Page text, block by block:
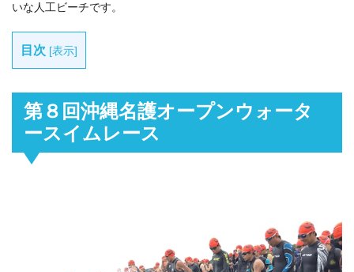
いな人工ビーチです。
目次 [表示]
第８回沖縄名護オープンウォータ
ースイムレース